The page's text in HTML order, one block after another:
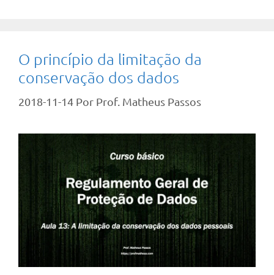
O princípio da limitação da
conservação dos dados
2018-11-14 Por Prof. Matheus Passos